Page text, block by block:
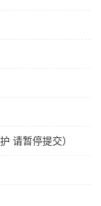
请暂停提交）